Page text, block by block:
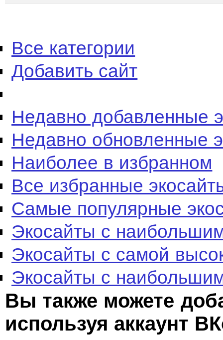
Все категории
Добавить сайт
Недавно добавленные
Недавно обновленные
Наиболее в избранном
Все избранные
Самые популярные
Экосайты с
Экосайты с самой
Экосайты с
Вы также можете
используя аккаунт